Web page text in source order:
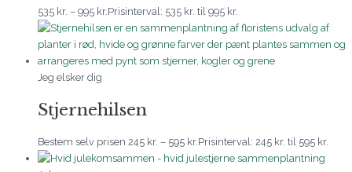
535 kr. – 995 kr.Prisinterval: 535 kr. til 995 kr.
Jeg elsker dig
Stjernehilsen
Bestem selv prisen 245 kr. – 595 kr. Prisinterval: 245 kr. til 595 kr.